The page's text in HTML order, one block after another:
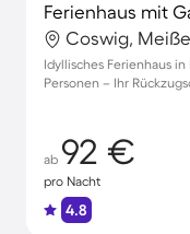
Coswig,
Idyllisches Ferienhaus
Personen – Ihr
ab 92 €
pro Nacht
4.8